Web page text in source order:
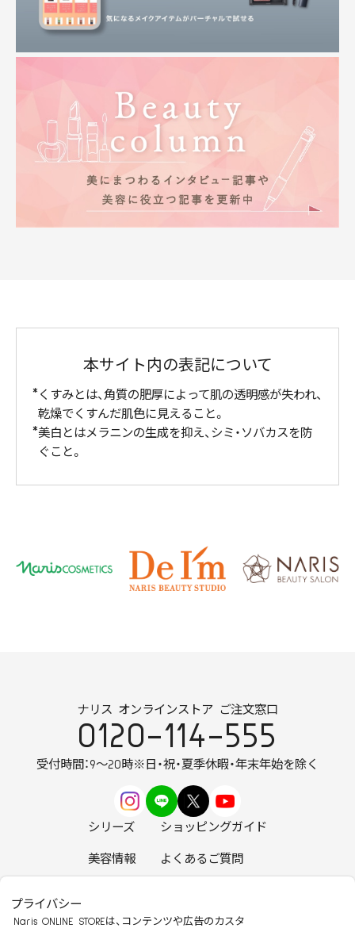
本サイト内の表記について
くすみとは、角質の肥厚によって肌の透明感が失われ、
乾燥でくすんだ肌色に見えること。
美白とはメラニンの生成を抑え、シミ・ソバカスを防
ぐこと。
ナリス オンラインストア ご注文窓口
0120-114-555
受付時間：9～20時※日・祝・夏季休暇・年末年始を除く
シリーズ ショッピングガイド
美容情報 よくあるご質問
プライバシー
Naris ONLINE STOREは、コンテンツや広告のカスタ